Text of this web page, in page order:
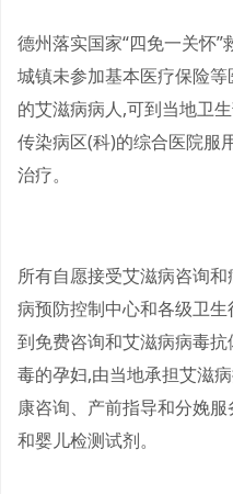
德州落实国家“四免一关怀”
城镇未参加基本医疗保险
的艾滋病病人,可到当地卫
传染病区(科)的综合医院服
治疗。
所有自愿接受艾滋病咨询
病预防控制中心和各级卫
到免费咨询和艾滋病病毒
毒的孕妇,由当地承担艾滋
康咨询、产前指导和分娩
和婴儿检测试剂。